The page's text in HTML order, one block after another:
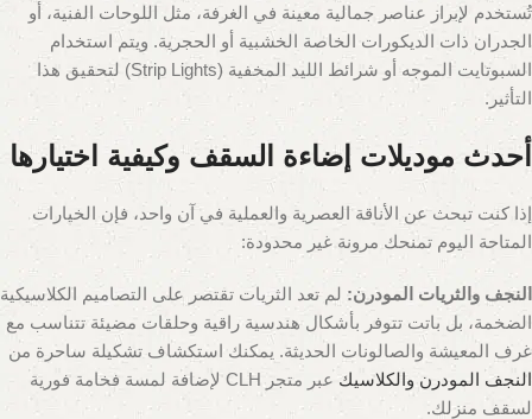
تُستخدم لإبراز عناصر جمالية معينة في الغرفة، مثل اللوحات الفنية، أو
الجدران ذات الديكورات الخاصة الخشبية أو الحجرية. ويتم استخدام
السبوتايت الموجه أو شرائط الليد المخفية (Strip Lights) لتحقيق هذا
التأثير.
أحدث موديلات إضاءة السقف وكيفية اختيارها
إذا كنت تبحث عن الأناقة العصرية والعملية في آن واحد، فإن الخيارات
المتاحة اليوم تمنحك مرونة غير محدودة:
النجف والثريات المودرن: لم تعد الثريات تقتصر على التصاميم الكلاسيكية
الضخمة، بل باتت تتوفر بأشكال هندسية راقية وحلقات مضيئة تتناسب مع
غرف المعيشة والصالونات الحديثة. يمكنك استكشاف تشكيلة ساحرة من
النجف المودرن والكلاسيك
عبر متجر CLH لإضافة لمسة فخامة فورية
لسقف منزلك.